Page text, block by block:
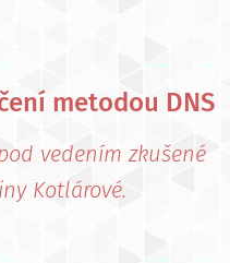
metodou DNS
vedením zkušené
Kotlárové.